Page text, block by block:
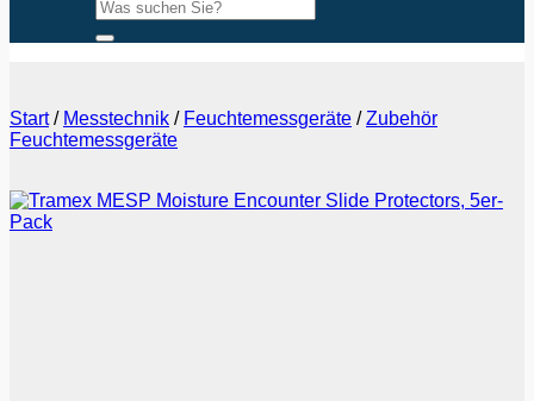
Suchen
Start / Messtechnik / Feuchte­messgeräte / Zubehör
Feuchtemessgeräte